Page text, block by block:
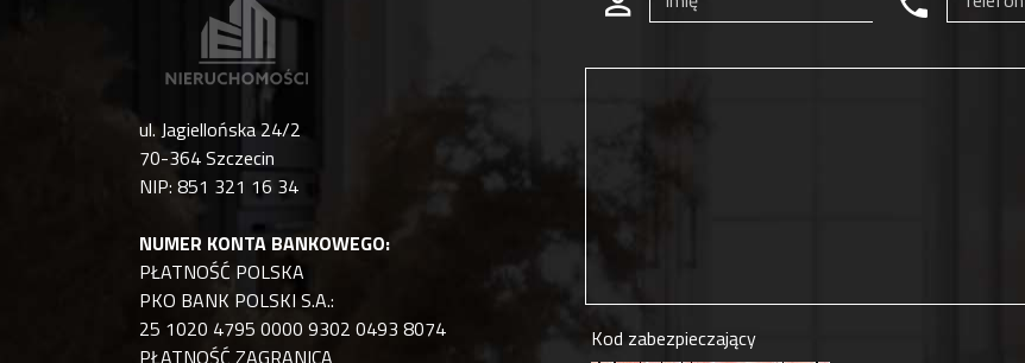
ul. Jagiellońska 24/2
70-364 Szczecin
NIP: 851 321 16 34
NUMER KONTA BANKOWEGO:
PŁATNOŚĆ POLSKA
PKO BANK POLSKI S.A.:
25 1020 4795 0000 9302 0493 8074
PŁATNOŚĆ ZAGRANICA
Kod zabezpieczający